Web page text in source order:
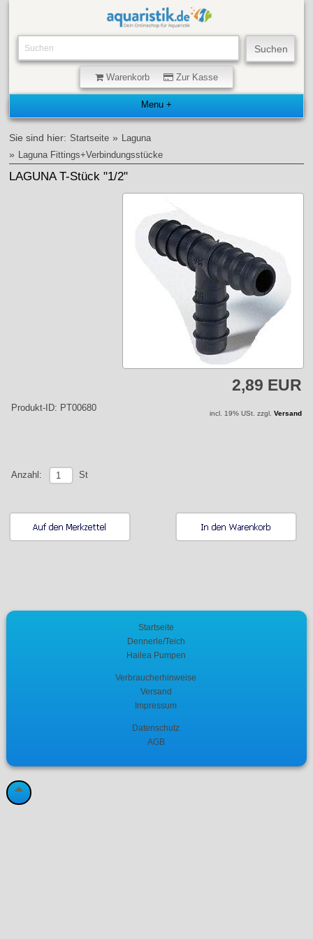
Warenkorb Zur Kasse
Sie sind hier: Startseite » Laguna
» Laguna Fittings+Verbindungsstücke
LAGUNA T-Stück "1/2"
2,89 EUR
Produkt-ID: PT00680
incl. 19% USt. zzgl. Versand
Anzahl: St
Startseite
Dennerle/Teich
Hailea Pumpen
Verbraucherhinweise
Versand
Impressum
Datenschutz
AGB